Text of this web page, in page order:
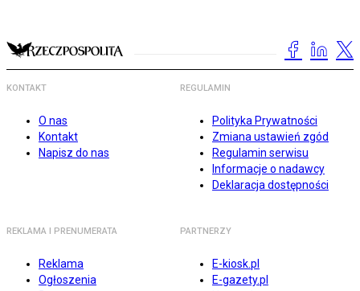
KONTAKT
O nas
Kontakt
Napisz do nas
REGULAMIN
Polityka Prywatności
Zmiana ustawień zgód
Regulamin serwisu
Informacje o nadawcy
Deklaracja dostępności
REKLAMA I PRENUMERATA
Reklama
Ogłoszenia
PARTNERZY
E-kiosk.pl
E-gazety.pl